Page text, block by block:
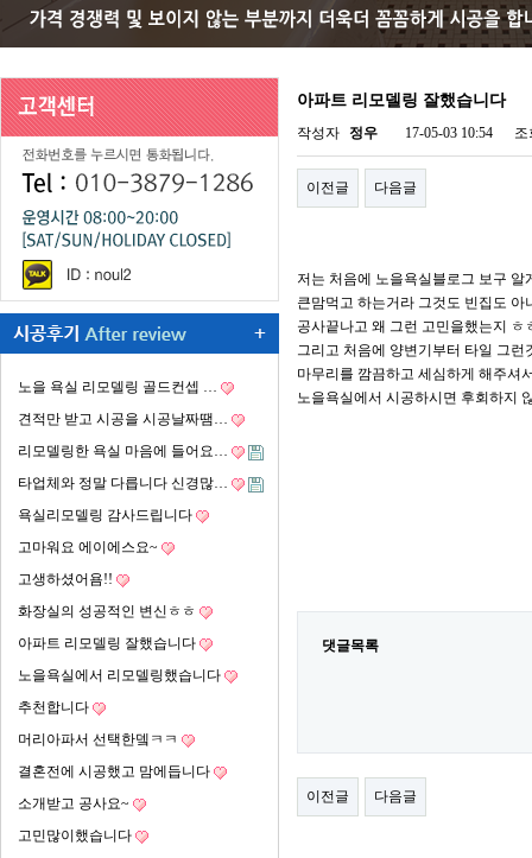
노을 욕실 리모델링 골드컨셉 …
견적만 받고 시공을 시공날짜땜…
리모델링한 욕실 마음에 들어요…
타업체와 정말 다릅니다 신경많…
욕실리모델링 감사드립니다
고마워요 에이에스요~
고생하셨어욤!!
화장실의 성공적인 변신ㅎㅎ
아파트 리모델링 잘했습니다
노을욕실에서 리모델링했습니다
추천합니다
머리아파서 선택한뎈ㅋㅋ
결혼전에 시공했고 맘에듭니다
소개받고 공사요~
고민많이했습니다
아파트 리모델링 잘했습니다
작성자 정우 17-05-03 10:54 조
이전글 다음글
저는 처음에 노을욕실블로그 보구 알
큰맘먹고 하는거라 그것도 빈집도
공사끝나고 왜 그런 고민을했는지 ㅎ
그리고 처음에 양변기부터 타일 그
마무리를 깜끔하고 세심하게 해주셔
노을욕실에서 시공하시면 후회하지
댓글목록
이전글 다음글